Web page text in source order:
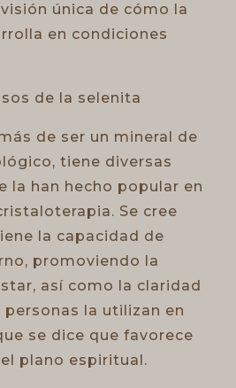
única de cómo la
en condiciones
de la selenita
de ser un mineral de
tiene diversas
la han hecho popular en
Se cree
la capacidad de
promoviendo la
así como la claridad
la utilizan en
se dice que favorece
plano espiritual.